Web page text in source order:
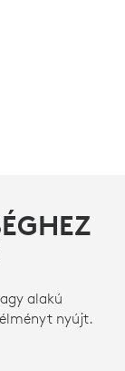
alakú
nyújt.
alakú
nyújt.
alakú
nyújt.